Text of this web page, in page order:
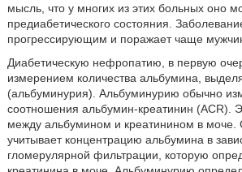
мысль, что у многих из этих больных оно
предиабетического состояния.
прогрессирующим и поражает чаще
Диабетическую нефропатию, в первую
измерением количества альбумина,
(альбуминурия). Альбуминурию обычно
соотношения альбумин-креатинин (ACR).
между альбумином и креатинином в моче.
учитывает концентрацию альбумина в
гломерулярной фильтрации, которую